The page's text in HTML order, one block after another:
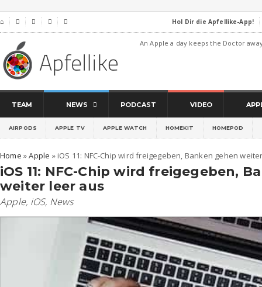
⌂     Hol Dir die Apfellike-App!
An Apple a day keeps the Doctor
TEAM NEWS PODCAST VIDEO
AIRPODS APPLE TV APPLE WATCH HOMEKIT HOMEPOD
Home »Apple » iOS 11: NFC-Chip wird freigegeben, Banken gehen
iOS 11: NFC-Chip wird freigegeben,
weiter leer aus
Apple, iOS, News